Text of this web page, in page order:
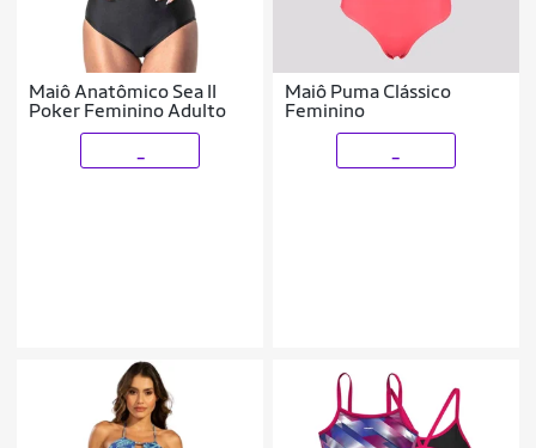
Maiô Anatômico Sea II
Poker Feminino Adulto
Maiô Puma Clássico
Feminino